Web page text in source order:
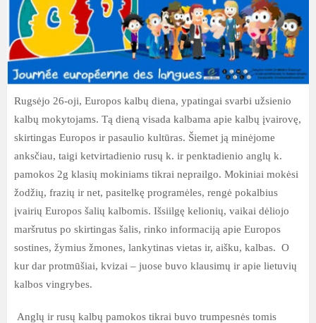
Rugsėjo 26-oji, Europos kalbų diena, ypatingai svarbi užsienio
kalbų mokytojams. Tą dieną visada kalbama apie kalbų įvairovę,
skirtingas Europos ir pasaulio kultūras. Šiemet ją minėjome
anksčiau, taigi ketvirtadienio rusų k. ir penktadienio anglų k.
pamokos 2g klasių mokiniams tikrai neprailgo. Mokiniai mokėsi
žodžių, frazių ir net, pasitelkę programėles, rengė pokalbius
įvairių Europos šalių kalbomis. Išsiilgę kelionių, vaikai dėliojo
maršrutus po skirtingas šalis, rinko informaciją apie Europos
sostines, žymius žmones, lankytinas vietas ir, aišku, kalbas. O
kur dar protmūšiai, kvizai – juose buvo klausimų ir apie lietuvių
kalbos vingrybes.
Anglų ir rusų kalbų pamokos tikrai buvo trumpesnės tomis